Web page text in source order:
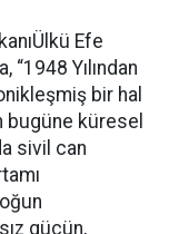
Ülkü Efe
“1948 Yılından
bir hal
bugüne küresel
sivil can
gücün,